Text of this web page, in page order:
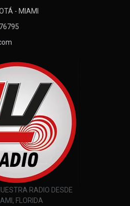
- MIAMI
RADIO DESDE
FLORIDA